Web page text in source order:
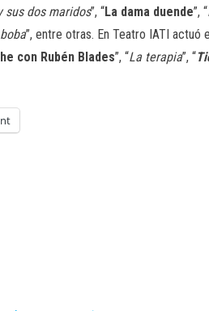
sus dos maridos”, “La dama duende”, “
”, entre otras. En Teatro IATI actuó
con Rubén Blades”, “La terapia”, “